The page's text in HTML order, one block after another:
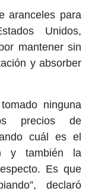
aranceles para
Unidos,
mantener sin
y absorber
ninguna
precios de
cuál es el
y también la
Es que
declaró